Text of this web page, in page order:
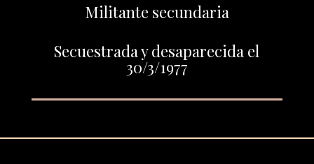
Militante secundaria
Secuestrada y desaparecida el
30/3/1977